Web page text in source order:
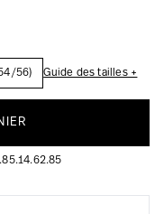
56) Guide des tailles +